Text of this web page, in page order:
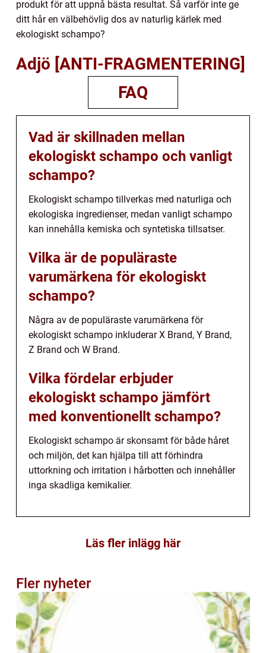
produkt för att uppnå bästa resultat. Så varför inte ge
ditt hår en välbehövlig dos av naturlig kärlek med
ekologiskt schampo?
Adjö [ANTI-FRAGMENTERING]
FAQ
Vad är skillnaden mellan
ekologiskt schampo och vanligt
schampo?
Ekologiskt schampo tillverkas med naturliga och
ekologiska ingredienser, medan vanligt schampo
kan innehålla kemiska och syntetiska tillsatser.
Vilka är de populäraste
varumärkena för ekologiskt
schampo?
Några av de populäraste varumärkena för
ekologiskt schampo inkluderar X Brand, Y Brand,
Z Brand och W Brand.
Vilka fördelar erbjuder
ekologiskt schampo jämfört
med konventionellt schampo?
Ekologiskt schampo är skonsamt för både håret
och miljön, det kan hjälpa till att förhindra
uttorkning och irritation i hårbotten och innehåller
inga skadliga kemikalier.
Läs fler inlägg här
Fler nyheter